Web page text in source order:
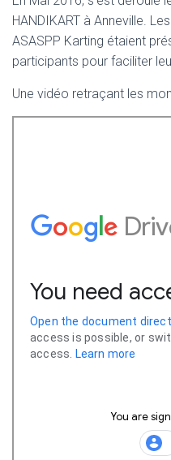
HANDIKART à Anneville.
ASASPP Karting étaient
participants pour faciliter
Une vidéo retraçant les